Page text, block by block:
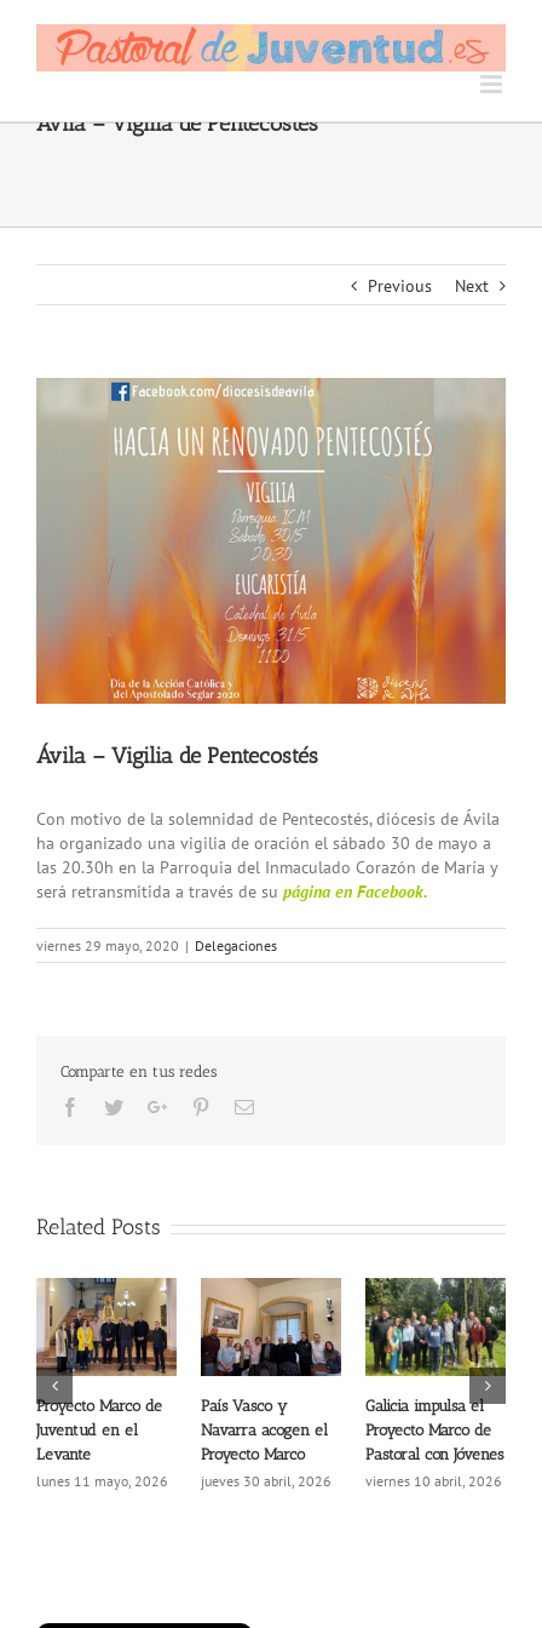
Ávila – Vigilia de Pentecostés
Previous Next
Ávila – Vigilia de Pentecostés
Con motivo de la solemnidad de Pentecostés, diócesis de Ávila
ha organizado una vigilia de oración el sábado 30 de mayo a
las 20.30h en la Parroquia del Inmaculado Corazón de María y
será retransmitida a través de su página en Facebook.
viernes 29 mayo, 2020 | Delegaciones
Comparte en tus redes
Facebook
TwitterGoogle+PinterestEmail
Related Posts
Proyecto Marco de
Juventud en el
Levante
lunes 11 mayo, 2026
País Vasco y
Navarra acogen el
Proyecto Marco
jueves 30 abril, 2026
Galicia impulsa el
Proyecto Marco de
Pastoral con Jóvenes
viernes 10 abril, 2026